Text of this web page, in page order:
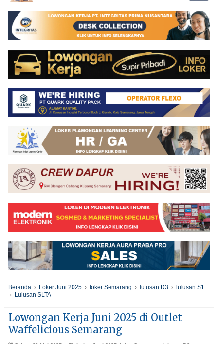
Beranda › Loker Juni 2025 › loker Semarang › lulusan D3 ›
lulusan S1
› Lulusan SLTA
Lowongan Kerja Juni 2025 di Outlet
Waffelicious Semarang